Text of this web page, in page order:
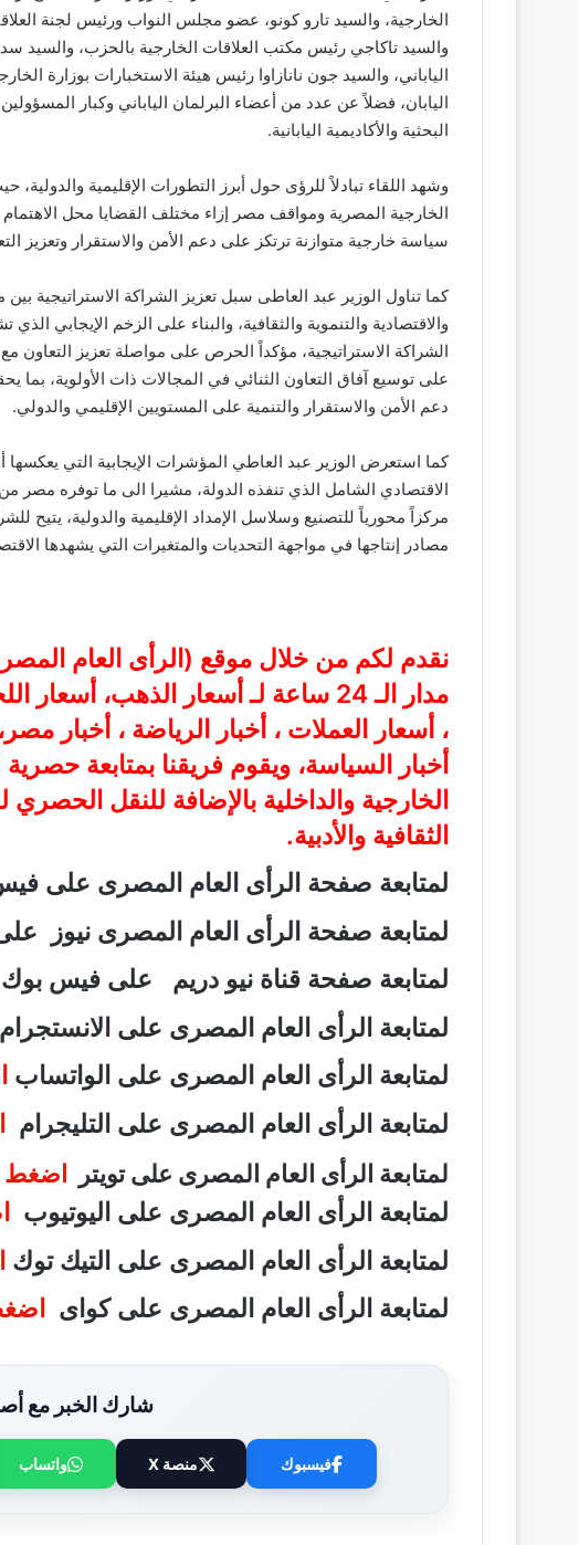
الخارجية، والسيد تارو كونو، عضو مجلس النواب ورئيس لجنة
والسيد تاكاجي رئيس مكتب العلاقات الخارجية بالحزب، والسيد
الياباني، والسيد جون نانازاوا رئيس هيئة الاستخبارات بوزارة
اليابان، فضلاً عن عدد من أعضاء البرلمان الياباني وكبار
البحثية والأكاديمية اليابانية.
وشهد اللقاء تبادلاً للرؤى حول أبرز التطورات الإقليمية
الخارجية المصرية ومواقف مصر إزاء مختلف القضايا محل
سياسة خارجية متوازنة ترتكز على دعم الأمن والاستقرار وتعزيز
كما تناول الوزير عبد العاطى سبل تعزيز الشراكة الاستراتيجية
والاقتصادية والتنموية والثقافية، والبناء على الزخم الإيجابي الذي
الشراكة الاستراتيجية، مؤكداً الحرص على مواصلة تعزيز التعاون مع
على توسيع آفاق التعاون الثنائي في المجالات ذات الأولوية،
دعم الأمن والاستقرار والتنمية على المستويين الإقليمي والدولي.
كما استعرض الوزير عبد العاطي المؤشرات الإيجابية التي
الاقتصادي الشامل الذي تنفذه الدولة، مشيرا الى ما توفره مصر
مركزاً محورياً للتصنيع وسلاسل الإمداد الإقليمية والدولية، يتيح
مصادر إنتاجها في مواجهة التحديات والمتغيرات التي يشهدها
نقدم لكم من خلال موقع (الرأى العام
مدار الـ 24 ساعة لـ أسعار الذهب،
، أسعار العملات ، أخبار الرياضة ، أخبار
أخبار السياسة، ويقوم فريقنا بمتابعة
الخارجية والداخلية بالإضافة للنقل الحصري
الثقافية والأدبية.
لمتابعة صفحة الرأى العام المصرى على
لمتابعة صفحة الرأى العام المصرى نيوز
لمتابعة صفحة قناة نيو دريم على فيس بوك
لمتابعة الرأى العام المصرى على الانستجرام
لمتابعة الرأى العام المصرى على الواتساب
لمتابعة الرأى العام المصرى على التليجرام
لمتابعة الرأى العام المصرى على تويتر اضغط
لمتابعة الرأى العام المصرى على اليوتيوب
لمتابعة الرأى العام المصرى على التيك توك
لمتابعة الرأى العام المصرى على كواى
شارك الخبر مع
فيسبوك منصة X واتساب